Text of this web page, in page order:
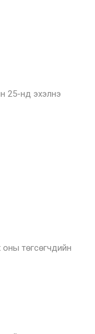
25-нд эхэлнэ
төгсөгчдийн